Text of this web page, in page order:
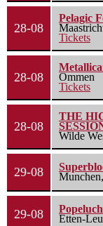
28-08
Pelagic
Tickets
28-08
Ommen
Tickets
28-08
THE
Wilde
29-08
29-08
Etten-